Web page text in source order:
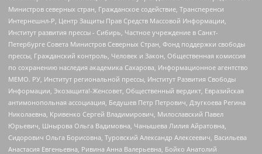
Министров северных стран, Гражданское содействие, Трансперенси
Интернешнл-Р, Центр Защиты Прав Средств Массовой Информации,
Институт развития прессы - Сибирь, Частное учреждение в Санкт-
Петербурге Совета Министров Северных Стран, Фонд поддержки свободы
прессы, Гражданский контроль, Человек и Закон, Общественная комиссия
по сохранению наследия академика Сахарова, Информационное агентство
МЕМО. РУ, Институт региональной прессы, Институт Развития Свободы
Информации, Экозащита!-Женсовет, Общественный вердикт, Евразийская
антимонопольная ассоциация, Бедушев Петр Петрович, Дзугкоева Регина
Николаевна, Кривенко Сергей Владимирович, Милославский Павел
Юрьевич, Шнырова Ольга Вадимовна, Чанышева Лилия Айратовна,
Сидорович Ольга Борисовна, Туровский Александр Алексеевич, Васильева
Анастасия Евгеньевна, Ривина Анна Валерьевна, Бойко Анатолий